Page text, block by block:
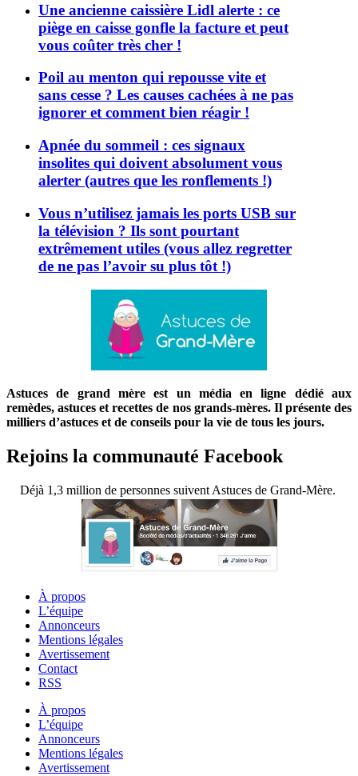
Une ancienne caissière Lidl alerte : ce
piège en caisse gonfle la facture et peut
vous coûter très cher !
Poil au menton qui repousse vite et
sans cesse ? Les causes cachées à ne pas
ignorer et comment bien réagir !
Apnée du sommeil : ces signaux
insolites qui doivent absolument vous
alerter (autres que les ronflements !)
Vous n’utilisez jamais les ports USB sur
la télévision ? Ils sont pourtant
extrêmement utiles (vous allez regretter
de ne pas l’avoir su plus tôt !)
Astuces de grand mère est un média en ligne dédié aux
remèdes, astuces et recettes de nos grands-mères. Il présente des
milliers d’astuces et de conseils pour la vie de tous les jours.
Rejoins la communauté Facebook
Déjà 1,3 million de personnes suivent Astuces de Grand-Mère.
À propos
L’équipe
Annonceurs
Mentions légales
Avertissement
Contact
RSS
À propos
L’équipe
Annonceurs
Mentions légales
Avertissement